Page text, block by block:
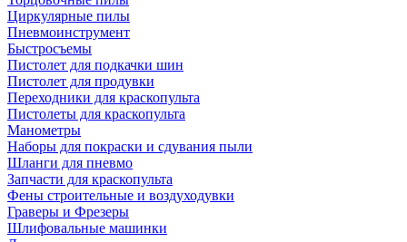
Циркулярные пилы
Пневмоинструмент
Быстросъемы
Пистолет для подкачки шин
Пистолет для продувки
Переходники для краскопульта
Пистолеты для краскопульта
Манометры
Наборы для покраски и сдувания пыли
Шланги для пневмо
Запчасти для краскопульта
Фены строительные и воздуходувки
Граверы и Фрезеры
Шлифовальные машинки